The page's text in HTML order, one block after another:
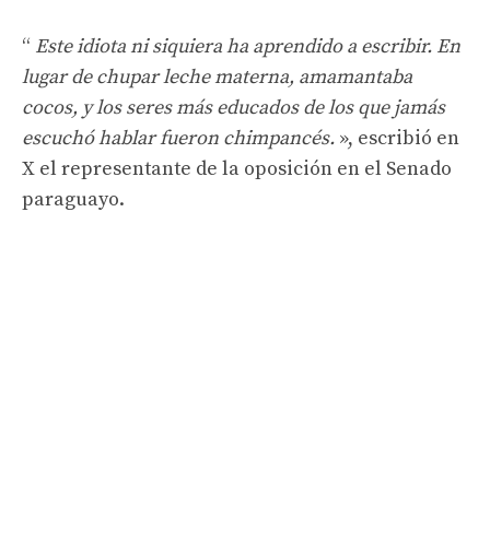
“ Este idiota ni siquiera ha aprendido a escribir. En
lugar de chupar leche materna, amamantaba
cocos, y los seres más educados de los que jamás
escuchó hablar fueron chimpancés. », escribió en
X el representante de la oposición en el Senado
paraguayo.